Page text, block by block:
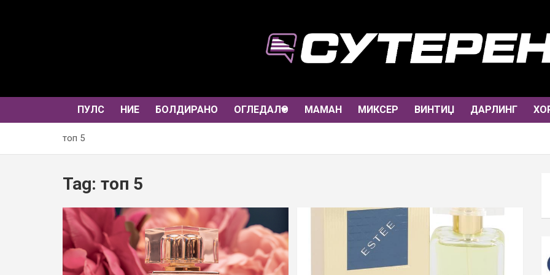
ПУЛС НИЕ БОЛДИРАНО ОГЛЕДАЛО МАМАН МИКСЕР ВИНТИЏ ДАРЛИНГ
топ 5
Tag: топ 5